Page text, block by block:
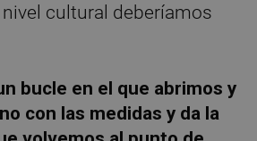
cultural deberíamos
bucle en el que abrimos y
con las medidas y da la